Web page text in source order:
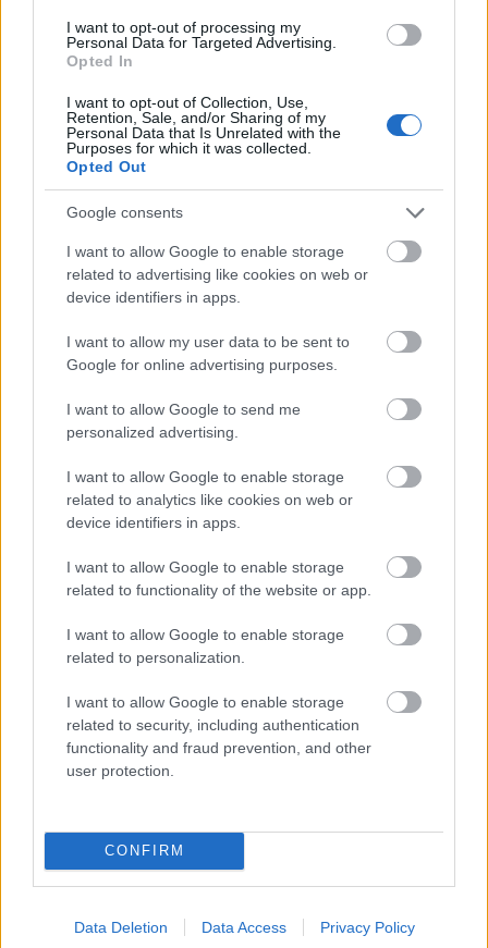
I want to opt-out of processing my
Personal Data for Targeted Advertising.
Opted In
I want to opt-out of Collection, Use,
Retention, Sale, and/or Sharing of my
Personal Data that Is Unrelated with the
Purposes for which it was collected.
Opted Out
Google consents
I want to allow Google to enable storage
related to advertising like cookies on web or
device identifiers in apps.
I want to allow my user data to be sent to
Google for online advertising purposes.
I want to allow Google to send me
personalized advertising.
I want to allow Google to enable storage
related to analytics like cookies on web or
device identifiers in apps.
I want to allow Google to enable storage
related to functionality of the website or app.
I want to allow Google to enable storage
related to personalization.
I want to allow Google to enable storage
related to security, including authentication
functionality and fraud prevention, and other
user protection.
CONFIRM
Data Deletion Data Access Privacy Policy
október 3-án hallhatjuk a BMC-ben, de október 8-án is
felcsendülnek művei fiatal karmesterek vezényletével.
tovább
2022. 09. 03.|Kalmár András
Szeptember 24-én mutatja be Gryllus Samu
eleveníti fel. A szerzővel beszélgettünk.
tovább
Megelevenedik a balassagyarmati
túszdráma
2022. 08. 24.|Kultúrpart
Szeptember 24-én mutatja be Gryllus Samu
Trafó. A történet alapjául szolgáló eseménysorozat